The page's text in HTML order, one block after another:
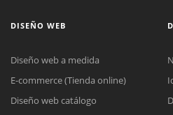
DISEÑO WEB
Diseño web a medida
E-commerce (Tienda online)
Diseño web catálogo